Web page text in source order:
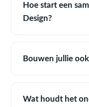
Hoe start een
Design?
Bouwen jullie
Wat houdt het